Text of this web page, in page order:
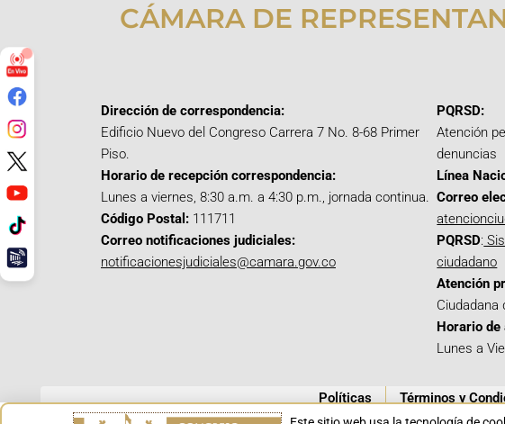
CÁMARA DE
Dirección de correspondencia:
Edificio Nuevo del Congreso Carrera 7 No. 8-68 Primer
Piso.
Horario de recepción correspondencia:
Lunes a viernes, 8:30 a.m. a 4:30 p.m., jornada continua.
Código Postal: 111711
Correo notificaciones judiciales:
notificacionesjudiciales@camara.gov.co
PQRSD:
Atención
denuncias
Línea
Correo
PQRSD:
ciudadano
Atención
Ciudadana
Horario
Lunes a
Políticas Términos y